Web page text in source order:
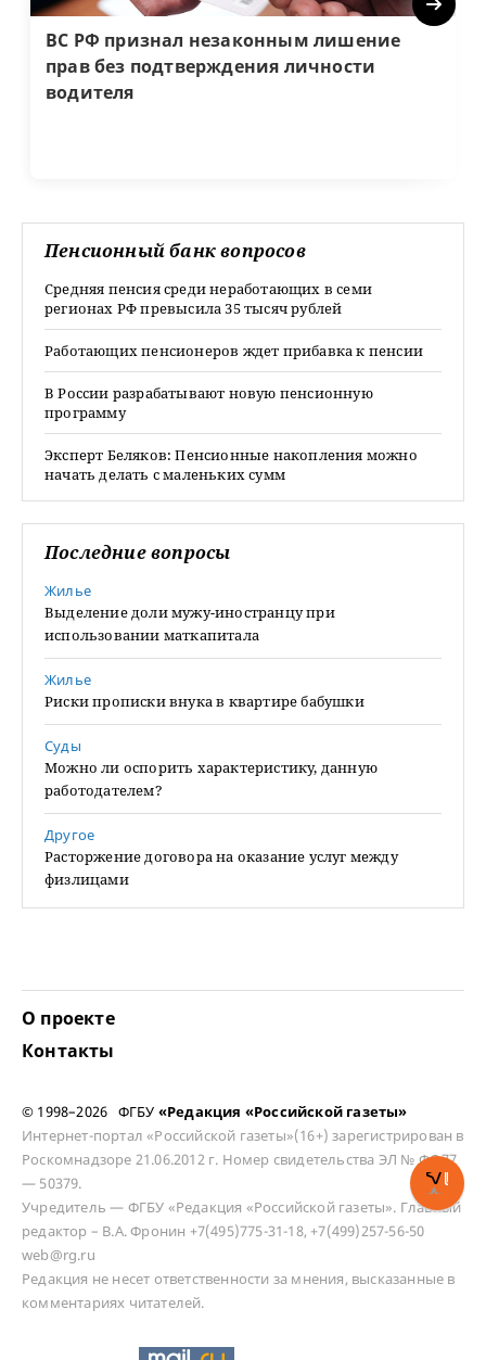
ВС РФ признал незаконным лишение
прав без подтверждения личности
водителя
Next
Пенсионный банк вопросов
Средняя пенсия среди неработающих в семи
регионах РФ превысила 35 тысяч рублей
Работающих пенсионеров ждет прибавка к пенсии
В России разрабатывают новую пенсионную
программу
Эксперт Беляков: Пенсионные накопления можно
начать делать с маленьких сумм
Последние вопросы
Жилье
Выделение доли мужу-иностранцу при
использовании маткапитала
Жилье
Риски прописки внука в квартире бабушки
Суды
Можно ли оспорить характеристику, данную
работодателем?
Другое
Расторжение договора на оказание услуг между
физлицами
О проекте
Контакты
© 1998–2026 ФГБУ «Редакция «Российской газеты»
Интернет-портал «Российской газеты»(16+) зарегистрирован в
Роскомнадзоре 21.06.2012 г. Номер свидетельства ЭЛ № ФС 77
— 50379.
Учредитель — ФГБУ «Редакция «Российской газеты». Главный
редактор – В.А. Фронин +7(495)775-31-18, +7(499)257-56-50
web@rg.ru
Редакция не несет ответственности за мнения, высказанные в
комментариях читателей.